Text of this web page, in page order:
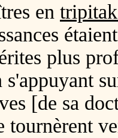
en
plus
s'appuyant
[de sa
tournèrent